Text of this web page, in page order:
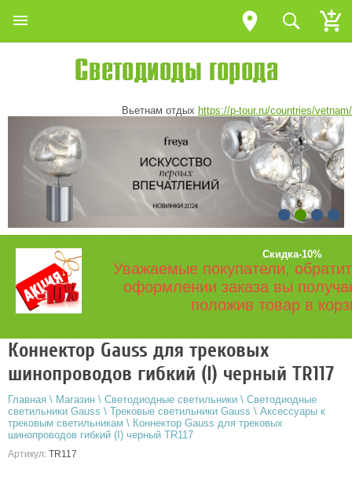
Вьетнам отдых https://p-tour.ru/countries/vetnam/
Скидка-10%
Уважаемые покупатели,
оформлении заказа вы
положив товар в
Коннектор Gauss для трековых
шинопроводов гибкий (I) черный TR117
Главная \ Магазин \ Светодиодные светильники \ Светодиодные
светильники Gauss \ Трековые светильники Gauss \ Аксессуары к
трековым светильникам \ Коннектор Gauss для трековых
шинопроводов гибкий (I) черный TR117
Артикул: TR117